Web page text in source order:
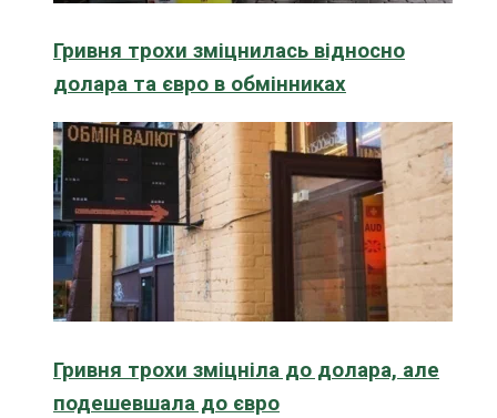
Гривня трохи зміцнилась відносно
долара та євро в обмінниках
Гривня трохи зміцніла до долара, але
подешевшала до євро